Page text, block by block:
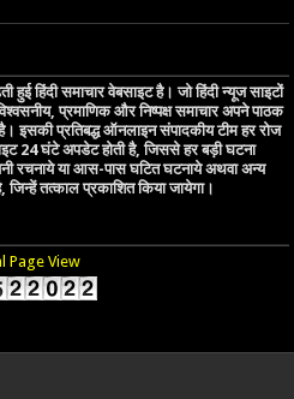
हुई हिंदी समाचार वेबसाइट है। जो हिंदी न्यूज साइटों
प्रमाणिक और निष्पक्ष समाचार अपने पाठक
इसकी प्रतिबद्ध ऑनलाइन संपादकीय टीम हर रोज
24 घंटे अपडेट होती है, जिससे हर बड़ी घटना
रचनाये या आस-पास घटित घटनाये अथवा अन्य
तत्काल प्रकाशित किया जायेगा।
Page View